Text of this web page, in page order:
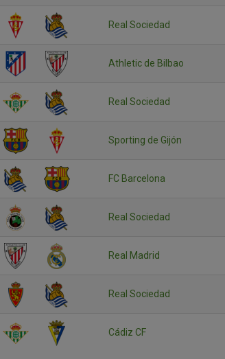
Real Sociedad
Athletic de Bilbao
Real Sociedad
Sporting de Gijón
FC Barcelona
Real Sociedad
Real Madrid
Real Sociedad
Cádiz CF